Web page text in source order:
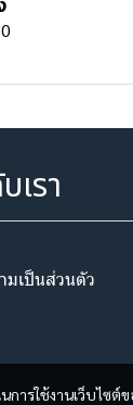
รใช้งานเว็บไซต์
เรา
มเป็นส่วนตัว​